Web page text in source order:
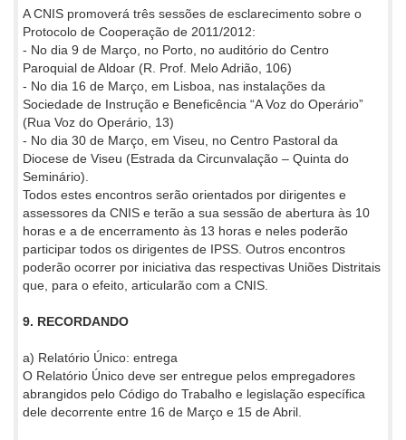
A CNIS promoverá três sessões de esclarecimento sobre o
Protocolo de Cooperação de 2011/2012:
- No dia 9 de Março, no Porto, no auditório do Centro
Paroquial de Aldoar (R. Prof. Melo Adrião, 106)
- No dia 16 de Março, em Lisboa, nas instalações da
Sociedade de Instrução e Beneficência “A Voz do Operário”
(Rua Voz do Operário, 13)
- No dia 30 de Março, em Viseu, no Centro Pastoral da
Diocese de Viseu (Estrada da Circunvalação – Quinta do
Seminário).
Todos estes encontros serão orientados por dirigentes e
assessores da CNIS e terão a sua sessão de abertura às 10
horas e a de encerramento às 13 horas e neles poderão
participar todos os dirigentes de IPSS. Outros encontros
poderão ocorrer por iniciativa das respectivas Uniões Distritais
que, para o efeito, articularão com a CNIS.
9. RECORDANDO
a) Relatório Único: entrega
O Relatório Único deve ser entregue pelos empregadores
abrangidos pelo Código do Trabalho e legislação específica
dele decorrente entre 16 de Março e 15 de Abril.